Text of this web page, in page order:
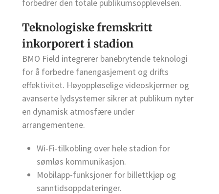
forbedrer den totale publikumsopplevelsen.
Teknologiske fremskritt
inkorporert i stadion
BMO Field integrerer banebrytende teknologi
for å forbedre fanengasjement og drifts
effektivitet. Høyoppløselige videoskjermer og
avanserte lydsystemer sikrer at publikum nyter
en dynamisk atmosfære under
arrangementene.
Wi-Fi-tilkobling over hele stadion for
sømløs kommunikasjon.
Mobilapp-funksjoner for billettkjøp og
sanntidsoppdateringer.